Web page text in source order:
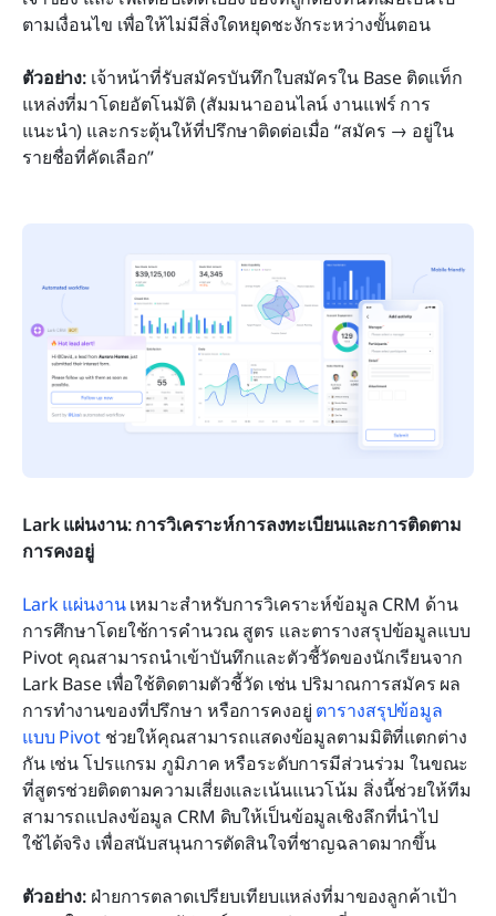
ตามเงื่อนไข เพื่อให้ไม่มีสิ่งใดหยุดชะงักระหว่างขั้นตอน
ตัวอย่าง: เจ้าหน้าที่รับสมัครบันทึกใบสมัครใน Base ติดแท็ก
แหล่งที่มาโดยอัตโนมัติ (สัมมนาออนไลน์ งานแฟร์ การ
แนะนำ) และกระตุ้นให้ที่ปรึกษาติดต่อเมื่อ “สมัคร → อยู่ใน
รายชื่อที่คัดเลือก”
Lark แผ่นงาน: การวิเคราะห์การลงทะเบียนและการติดตาม
การคงอยู่
Lark แผ่นงาน เหมาะสำหรับการวิเคราะห์ข้อมูล CRM ด้าน
การศึกษาโดยใช้การคำนวณ สูตร และตารางสรุปข้อมูลแบบ
Pivot คุณสามารถนำเข้าบันทึกและตัวชี้วัดของนักเรียนจาก
Lark Base เพื่อใช้ติดตามตัวชี้วัด เช่น ปริมาณการสมัคร ผล
การทำงานของที่ปรึกษา หรือการคงอยู่ ตารางสรุปข้อมูล
แบบ Pivot ช่วยให้คุณสามารถแสดงข้อมูลตามมิติที่แตกต่าง
กัน เช่น โปรแกรม ภูมิภาค หรือระดับการมีส่วนร่วม ในขณะ
ที่สูตรช่วยติดตามความเสี่ยงและเน้นแนวโน้ม สิ่งนี้ช่วยให้ทีม
สามารถแปลงข้อมูล CRM ดิบให้เป็นข้อมูลเชิงลึกที่นำไป
ใช้ได้จริง เพื่อสนับสนุนการตัดสินใจที่ชาญฉลาดมากขึ้น
ตัวอย่าง: ฝ่ายการตลาดเปรียบเทียบแหล่งที่มาของลูกค้าเป้า